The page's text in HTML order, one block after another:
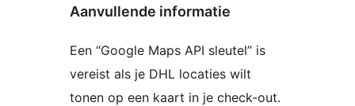
Aanvullende informatie
Een “Google Maps API sleutel” is
vereist als je DHL locaties wilt
tonen op een kaart in je check-out.